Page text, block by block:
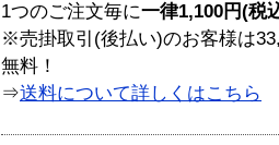
1つのご注文毎に一律1,100円(税
※売掛取引(後払い)のお客様は
無料！
⇒送料について詳しくはこちら